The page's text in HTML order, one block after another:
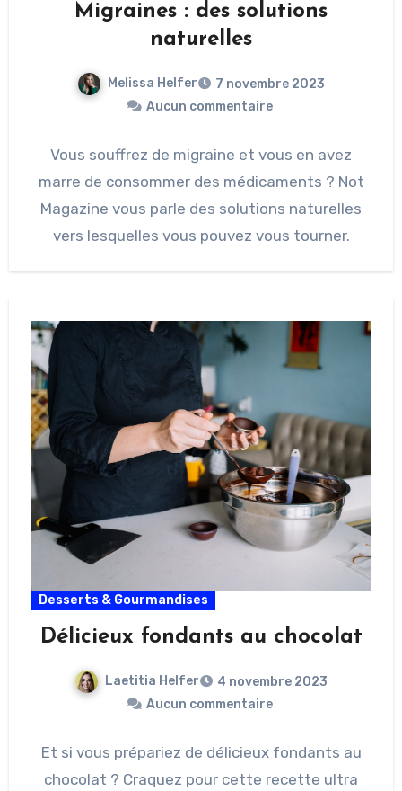
Migraines : des solutions
naturelles
Melissa Helfer
7 novembre 2023
Aucun commentaire
Vous souffrez de migraine et vous en avez
marre de consommer des médicaments ? Not
Magazine vous parle des solutions naturelles
vers lesquelles vous pouvez vous tourner.
Desserts & Gourmandises
Délicieux fondants au chocolat
Laetitia Helfer
4 novembre 2023
Aucun commentaire
Et si vous prépariez de délicieux fondants au
chocolat ? Craquez pour cette recette ultra